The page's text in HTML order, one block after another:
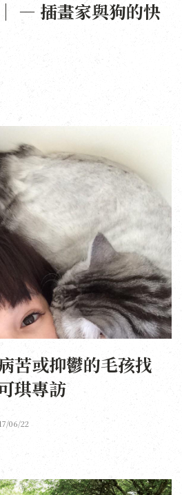
— 插畫家與狗的快
苦或抑鬱的毛孩找
琪專訪
06/22